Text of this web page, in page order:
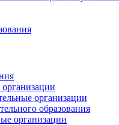
организации
образования
организации